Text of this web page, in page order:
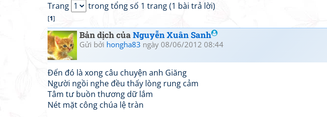
Trang trong tổng số 1 trang (1 bài trả lời)
[1]
Bản dịch củaNguyễn Xuân Sanh
Gửi bởi hongha83 ngày 08/06/2012 08:44
Đến đó là xong câu chuyện anh Giăng
Người ngồi nghe đều thấy lòng rung cảm
Tâm tư buồn thương dữ lắm
Nét mặt công chúa lệ tràn